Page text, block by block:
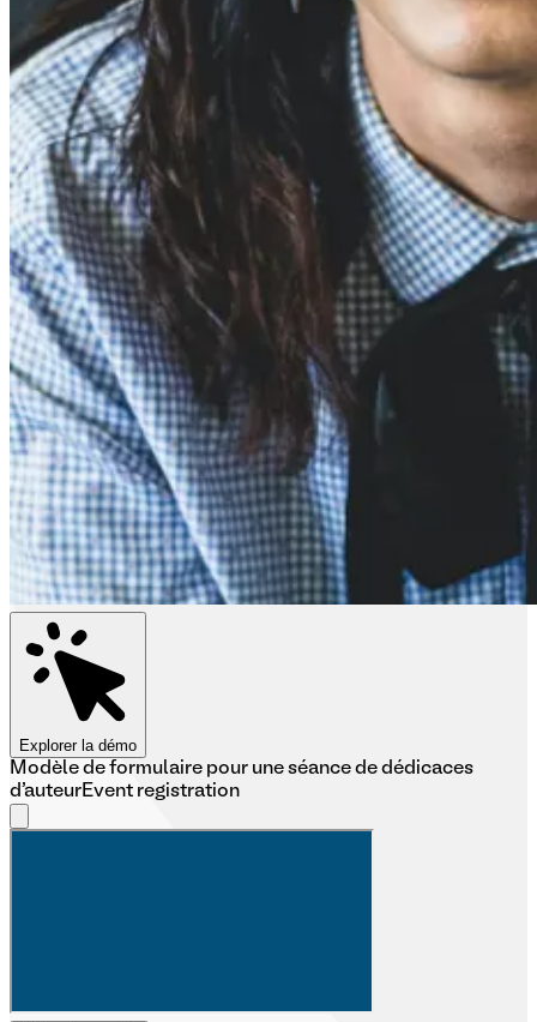
Explorer la démo
Modèle de formulaire pour une séance de dédicaces
d'auteur Event registration